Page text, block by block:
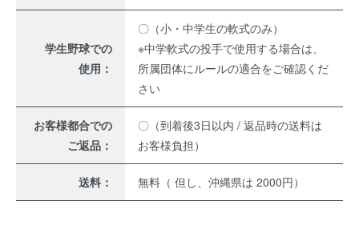
学生野球での
使用：
〇（小・中学生の軟式のみ）
※中学軟式の投手で使用する場合は、
所属団体にルールの適合をご確認くだ
さい
お客様都合での
ご返品：
〇（到着後3日以内 / 返品時の送料は
お客様負担）
送料： 無料（ 但し、沖縄県は 2000円）